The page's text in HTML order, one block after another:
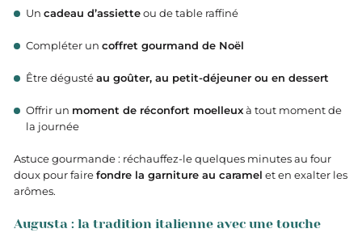
Un cadeau d’assietteou de table raffiné
Compléter un coffret gourmand de Noël
Être dégustéau goûter, au petit-déjeuner ou en dessert
Offrir un moment de réconfort moelleuxà tout moment de
la journée
Astuce gourmande : réchauffez-le quelques minutes au four
doux pour fairefondre la garniture au caramel et en exalter les
arômes.
Augusta : la tradition italienne avec une touche